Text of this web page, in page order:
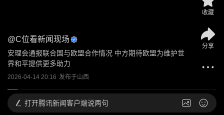
@C位看新闻现场
安理会通报联合国与欧盟合作情况 中方期待欧盟为维护世
界和平提供更多助力
2026-04-14 20:16 发布于山西
收藏
分享
打开腾讯新闻客户端说两句